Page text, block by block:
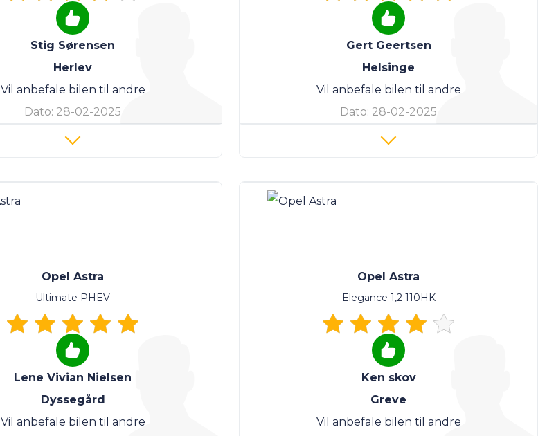
Stig Sørensen
Herlev
Vil anbefale bilen til andre
Dato: 28-02-2025
Gert Geertsen
Helsinge
Vil anbefale bilen til andre
Dato: 28-02-2025
Opel Astra
Ultimate PHEV
Lene Vivian Nielsen
Dyssegård
Vil anbefale bilen til andre
Opel Astra
Elegance 1,2 110HK
Ken skov
Greve
Vil anbefale bilen til andre